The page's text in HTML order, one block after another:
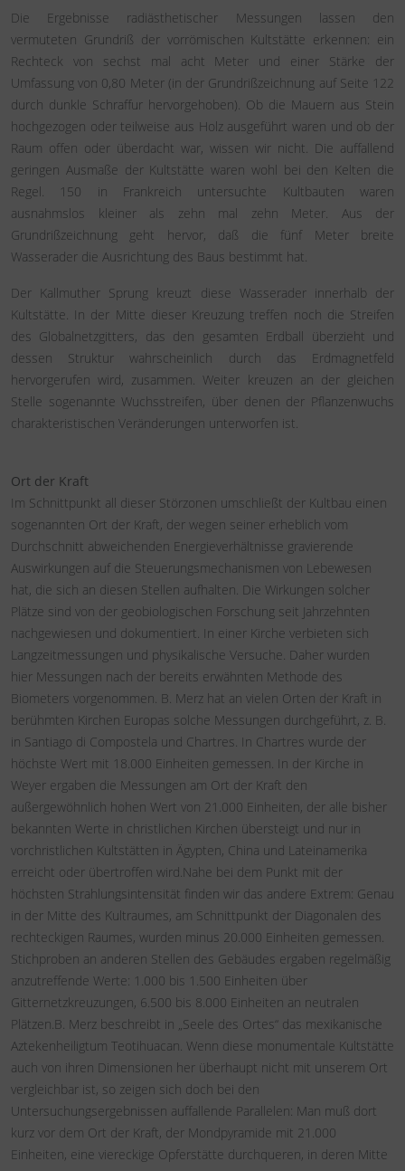
Die Ergebnisse radiästhetischer Messungen lassen den
vermuteten Grundriß der vorrömischen Kultstätte erkennen: ein
Rechteck von sechst mal acht Meter und einer Stärke der
Umfassung von 0,80 Meter (in der Grundrißzeichnung auf Seite 122
durch dunkle Schraffur hervorgehoben). Ob die Mauern aus Stein
hochgezogen oder teilweise aus Holz ausgeführt waren und ob der
Raum offen oder überdacht war, wissen wir nicht. Die auffallend
geringen Ausmaße der Kultstätte waren wohl bei den Kelten die
Regel. 150 in Frankreich untersuchte Kultbauten waren
ausnahmslos kleiner als zehn mal zehn Meter. Aus der
Grundrißzeichnung geht hervor, daß die fünf Meter breite
Wasserader die Ausrichtung des Baus bestimmt hat.
Der Kallmuther Sprung kreuzt diese Wasserader innerhalb der
Kultstätte. In der Mitte dieser Kreuzung treffen noch die Streifen
des Globalnetzgitters, das den gesamten Erdball überzieht und
dessen Struktur wahrscheinlich durch das Erdmagnetfeld
hervorgerufen wird, zusammen. Weiter kreuzen an der gleichen
Stelle sogenannte Wuchsstreifen, über denen der Pflanzenwuchs
charakteristischen Veränderungen unterworfen ist.
Ort der Kraft
Im Schnittpunkt all dieser Störzonen umschließt der Kultbau einen
sogenannten Ort der Kraft, der wegen seiner erheblich vom
Durchschnitt abweichenden Energieverhältnisse gravierende
Auswirkungen auf die Steuerungsmechanismen von Lebewesen
hat, die sich an diesen Stellen aufhalten. Die Wirkungen solcher
Plätze sind von der geobiologischen Forschung seit Jahrzehnten
nachgewiesen und dokumentiert. In einer Kirche verbieten sich
Langzeitmessungen und physikalische Versuche. Daher wurden
hier Messungen nach der bereits erwähnten Methode des
Biometers vorgenommen. B. Merz hat an vielen Orten der Kraft in
berühmten Kirchen Europas solche Messungen durchgeführt, z. B.
in Santiago di Compostela und Chartres. In Chartres wurde der
höchste Wert mit 18.000 Einheiten gemessen. In der Kirche in
Weyer ergaben die Messungen am Ort der Kraft den
außergewöhnlich hohen Wert von 21.000 Einheiten, der alle bisher
bekannten Werte in christlichen Kirchen übersteigt und nur in
vorchristlichen Kultstätten in Ägypten, China und Lateinamerika
erreicht oder übertroffen wird.Nahe bei dem Punkt mit der
höchsten Strahlungsintensität finden wir das andere Extrem: Genau
in der Mitte des Kultraumes, am Schnittpunkt der Diagonalen des
rechteckigen Raumes, wurden minus 20.000 Einheiten gemessen.
Stichproben an anderen Stellen des Gebäudes ergaben regelmäßig
anzutreffende Werte: 1.000 bis 1.500 Einheiten über
Gitternetzkreuzungen, 6.500 bis 8.000 Einheiten an neutralen
Plätzen.B. Merz beschreibt in „Seele des Ortes“ das mexikanische
Aztekenheiligtum Teotihuacan. Wenn diese monumentale Kultstätte
auch von ihren Dimensionen her überhaupt nicht mit unserem Ort
vergleichbar ist, so zeigen sich doch bei den
Untersuchungsergebnissen auffallende Parallelen: Man muß dort
kurz vor dem Ort der Kraft, der Mondpyramide mit 21.000
Einheiten, eine viereckige Opferstätte durchqueren, in deren Mitte